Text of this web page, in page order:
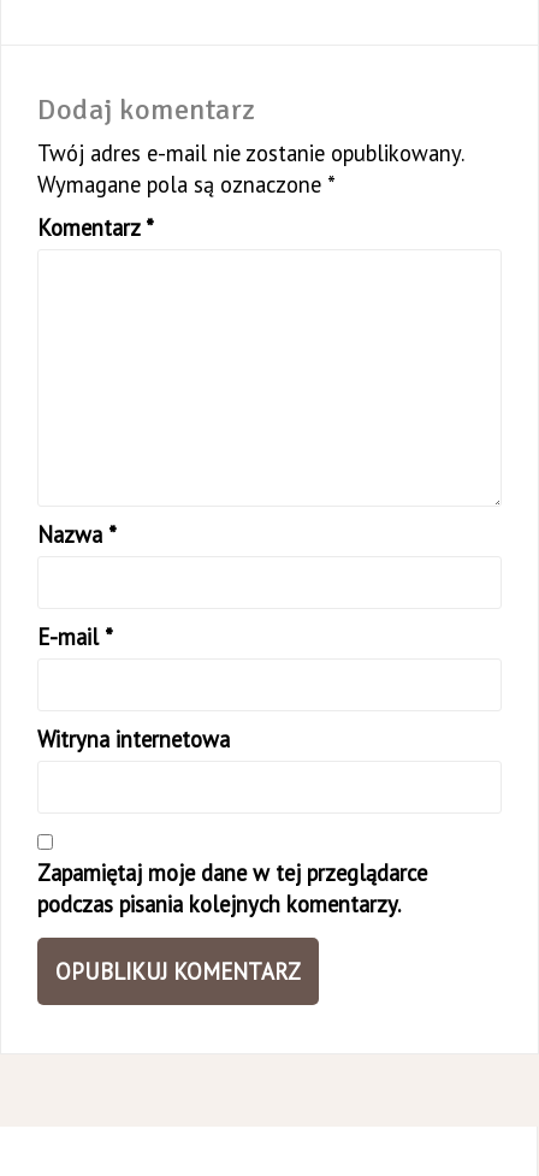
Dodaj komentarz
Twój adres e-mail nie zostanie opublikowany.
Wymagane pola są oznaczone *
Komentarz *
Nazwa *
E-mail *
Witryna internetowa
Zapamiętaj moje dane w tej przeglądarce
podczas pisania kolejnych komentarzy.